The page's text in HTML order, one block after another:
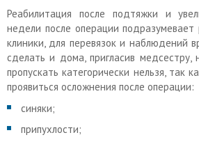
Реабилитация после подтяжки и
недели после операции подразумевает
клиники, для перевязок и наблюдений
сделать и дома, пригласив медсестру,
пропускать категорически нельзя, так
проявиться осложнения после операции:
синяки;
припухлости;